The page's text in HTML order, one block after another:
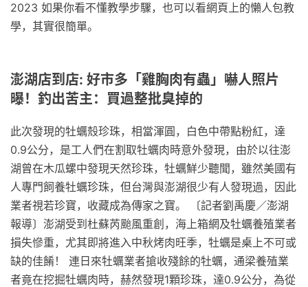
2023 如果你看不懂教學步驟，也可以看網頁上的懶人包教
學，其實很簡單。
澎湖店到店: 好市多「雞胸肉有蟲」嚇人照片
曝！釣出苦主：買過整批臭掉的
此次發現的牡蠣殼珍珠，相當渾圓，白色中帶點粉紅，達
0.9公分，是工人們在割取牡蠣肉時意外發現，由於以往澎
湖曾在木瓜螺中發現天然珍珠，牡蠣鮮少聽聞，雖然美國有
人專門飼養牡蠣珍珠，但台灣與澎湖很少有人發現過，因此
業者視若珍寶，收藏成為傳家之寶。 〔記者劉禹慶／澎湖
報導〕澎湖受到杜蘇芮颱風重創，海上箱網及牡蠣養殖業者
損失慘重，尤其即將進入中秋烤肉旺季，牡蠣是桌上不可或
缺的佳餚！ 連日來牡蠣業者搶收殘餘的牡蠣，通梁養殖業
者竟在挖掘牡蠣肉時，赫然發現1顆珍珠，達0.9公分，為從